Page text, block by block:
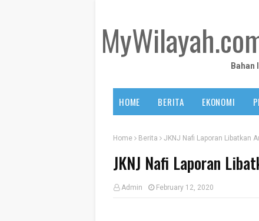
Bahan
HOME BERITA EKONOMI
Home Berita JKNJ Nafi Laporan Libatkan
JKNJ Nafi Laporan
Admin February 12, 2020